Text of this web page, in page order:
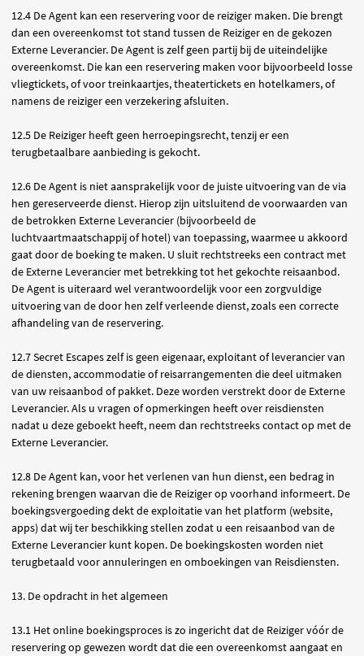
12.4 De Agent kan een reservering voor de reiziger maken. Die brengt
dan een overeenkomst tot stand tussen de Reiziger en de gekozen
Externe Leverancier. De Agent is zelf geen partij bij de uiteindelijke
overeenkomst. Die kan een reservering maken voor bijvoorbeeld losse
vliegtickets, of voor treinkaartjes, theatertickets en hotelkamers, of
namens de reiziger een verzekering afsluiten.
12.5 De Reiziger heeft geen herroepingsrecht, tenzij er een
terugbetaalbare aanbieding is gekocht.
12.6 De Agent is niet aansprakelijk voor de juiste uitvoering van de via
hen gereserveerde dienst. Hierop zijn uitsluitend de voorwaarden van
de betrokken Externe Leverancier (bijvoorbeeld de
luchtvaartmaatschappij of hotel) van toepassing, waarmee u akkoord
gaat door de boeking te maken. U sluit rechtstreeks een contract met
de Externe Leverancier met betrekking tot het gekochte reisaanbod.
De Agent is uiteraard wel verantwoordelijk voor een zorgvuldige
uitvoering van de door hen zelf verleende dienst, zoals een correcte
afhandeling van de reservering.
12.7 Secret Escapes zelf is geen eigenaar, exploitant of leverancier van
de diensten, accommodatie of reisarrangementen die deel uitmaken
van uw reisaanbod of pakket. Deze worden verstrekt door de Externe
Leverancier. Als u vragen of opmerkingen heeft over reisdiensten
nadat u deze geboekt heeft, neem dan rechtstreeks contact op met de
Externe Leverancier.
12.8 De Agent kan, voor het verlenen van hun dienst, een bedrag in
rekening brengen waarvan die de Reiziger op voorhand informeert. De
boekingsvergoeding dekt de exploitatie van het platform (website,
apps) dat wij ter beschikking stellen zodat u een reisaanbod van de
Externe Leverancier kunt kopen. De boekingskosten worden niet
terugbetaald voor annuleringen en omboekingen van Reisdiensten.
13. De opdracht in het algemeen
13.1 Het online boekingsproces is zo ingericht dat de Reiziger vóór de
reservering op gewezen wordt dat die een overeenkomst aangaat en